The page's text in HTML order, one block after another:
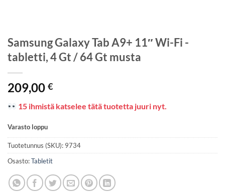
Samsung Galaxy Tab A9+ 11″ Wi-Fi -
tabletti, 4 Gt / 64 Gt musta
209,00 €
15 ihmistä katselee tätä tuotetta juuri nyt.
Varasto loppu
Tuotetunnus (SKU): 9734
Osasto:Tabletit